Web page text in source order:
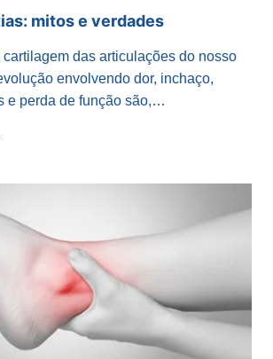
mitos e verdades
das articulações do nosso
envolvendo dor, inchaço,
e perda de função são,…